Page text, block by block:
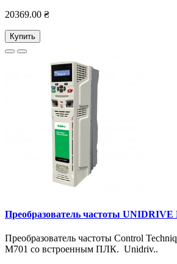
20369.00 ₴
Купить
Преобразователь частоты UNIDRIVE
Преобразователь частоты Control
M701 со встроенным ПЛК. Unidriv..